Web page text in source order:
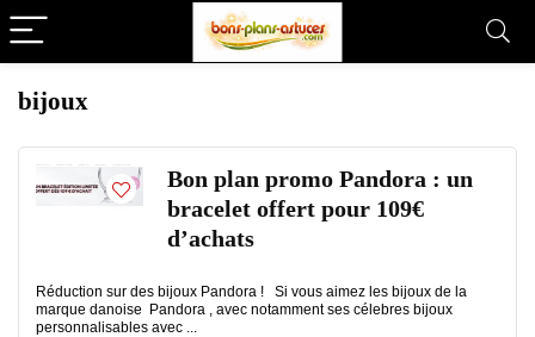
bijoux
Bon plan promo Pandora : un
bracelet offert pour 109€
d’achats
Réduction sur des bijoux Pandora ! Si vous aimez les bijoux de la
marque danoise Pandora , avec notamment ses célebres bijoux
personnalisables avec ...